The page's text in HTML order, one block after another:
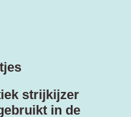
strijkijzer
in de